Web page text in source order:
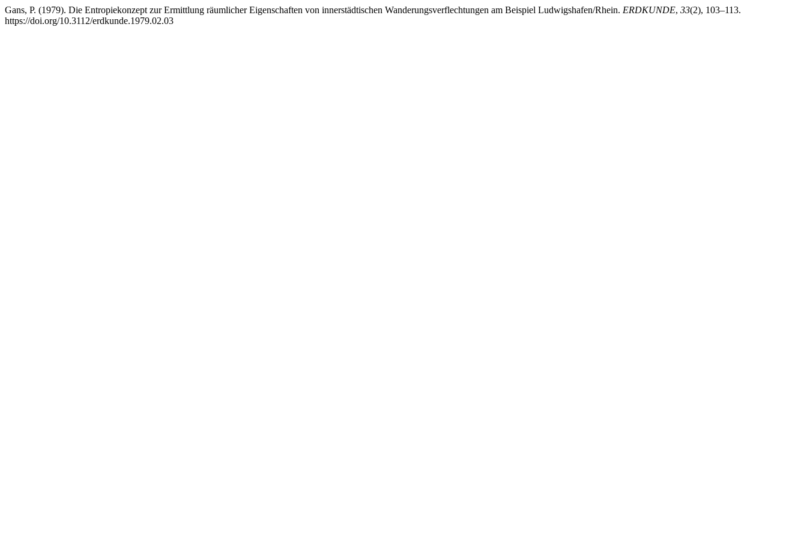
Gans, P. (1979). Die Entropiekonzept zur Ermittlung räumlicher Eigenschaften von innerstädtischen Wanderungsverflechtungen am Beispiel Ludwigshafen/Rhein. ERDKUNDE, 33(2), 103–113.
https://doi.org/10.3112/erdkunde.1979.02.03